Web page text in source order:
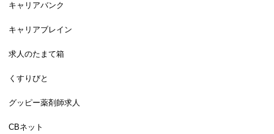
キャリアバンク
キャリアブレイン
求人のたまて箱
くすりびと
グッピー薬剤師求人
CBネット